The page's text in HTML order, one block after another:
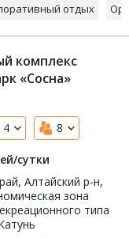
отдых
комплекс
«Сосна»
4 8
сутки
Алтайский р-н,
зона
типа